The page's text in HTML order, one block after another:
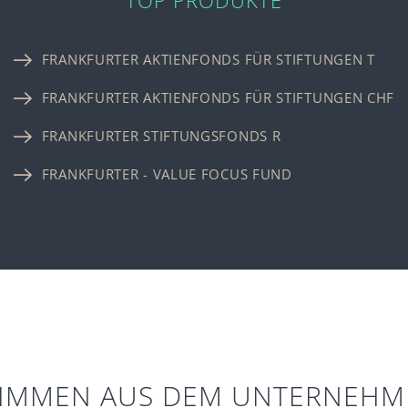
FRANKFURTER AKTIENFONDS FÜR STIFTUNGEN T
FRANKFURTER AKTIENFONDS FÜR STIFTUNGEN CHF
FRANKFURTER STIFTUNGSFONDS R
FRANKFURTER - VALUE FOCUS FUND
AUS DEM